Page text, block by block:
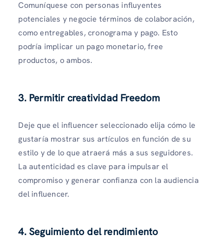
Comuníquese con personas influyentes
potenciales y negocie términos de colaboración,
como entregables, cronograma y pago. Esto
podría implicar un pago monetario, free
productos, o ambos.
3. Permitir creatividad Freedom
Deje que el influencer seleccionado elija cómo le
gustaría mostrar sus artículos en función de su
estilo y de lo que atraerá más a sus seguidores.
La autenticidad es clave para impulsar el
compromiso y generar confianza con la audiencia
del influencer.
4.Seguimiento del rendimiento